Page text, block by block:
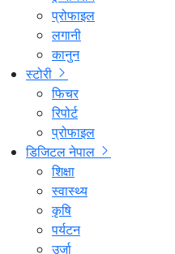
प्रोफाइल
लगानी
कानुन
स्टोरी
फिचर
रिपोर्ट
प्रोफाइल
डिजिटल नेपाल
शिक्षा
स्वास्थ्य
कृषि
पर्यटन
उर्जा